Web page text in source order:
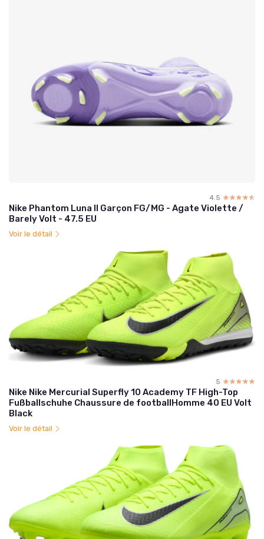
4.5 ☆☆☆☆☆
★★★★★
Nike Phantom Luna II Garçon FG/MG - Agate Violette /
Barely Volt - 47.5 EU
Voir le détail
5 ☆☆☆☆☆
★★★★★
Nike Nike Mercurial Superfly 10 Academy TF High-Top
Fußballschuhe Chaussure de footballHomme 40 EU Volt
Black
Voir le détail